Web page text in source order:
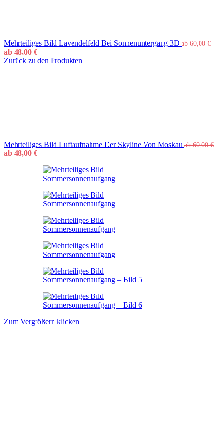
Mehrteiliges Bild Lavendelfeld Bei Sonnenuntergang 3D ab60,00€
ab 48,00 €
Zurück zu den Produkten
Mehrteiliges Bild Luftaufnahme Der Skyline Von Moskau ab60,00€
ab 48,00 €
Zum Vergrößern klicken